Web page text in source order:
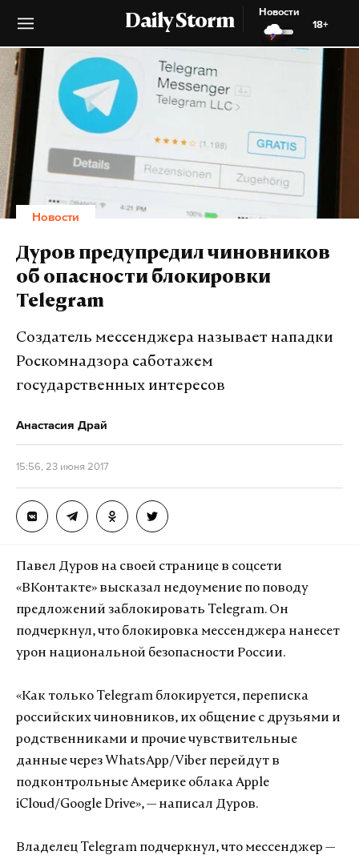
Daily Storm
Новости
18+
Новости
Дуров предупредил чиновников
об опасности блокировки
Telegram
Создатель мессенджера называет нападки
Роскомнадзора саботажем
государственных интересов
Анастасия Драй
15:56, 23 июня 2017
Павел Дуров на своей странице в соцсети
«ВКонтакте» высказал недоумение по поводу
предложений заблокировать Telegram. Он
подчеркнул, что блокировка мессенджера нанесет
урон национальной безопасности России.
«Как только Telegram блокируется, переписка
российских чиновников, их общение с друзьями и
родственниками и прочие чувствительные
данные через WhatsApp/Viber перейдут в
подконтрольные Америке облака Apple
iCloud/Google Drive», — написал Дуров.
Владелец Telegram подчеркнул, что мессенджер —